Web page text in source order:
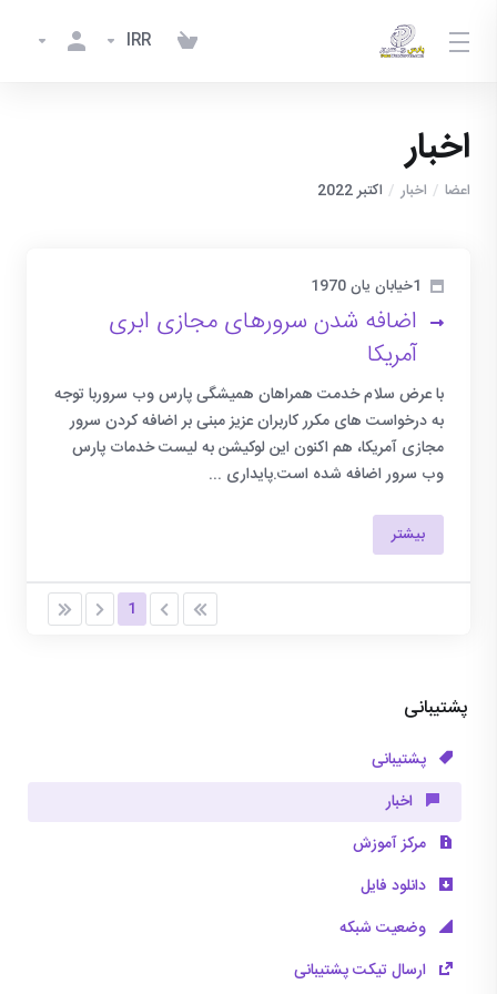
IRR
اخبار
اعضا اخبار اکتبر 2022
پشتیبانی
پشتیبانی
اخبار
مرکز آموزش
دانلود فایل
وضعیت شبکه
ارسال تیکت پشتیبانی
1خیابان یان 1970
اضافه شدن سرورهای مجازی ابری
آمریکا
با عرض سلام خدمت همراهان همیشگی پارس وب سروربا توجه
به درخواست های مکرر کاربران عزیز مبنی بر اضافه کردن سرور
مجازی آمریکا، هم اکنون این لوکیشن به لیست خدمات پارس
وب سرور اضافه شده است.پایداری ...
بیشتر
1